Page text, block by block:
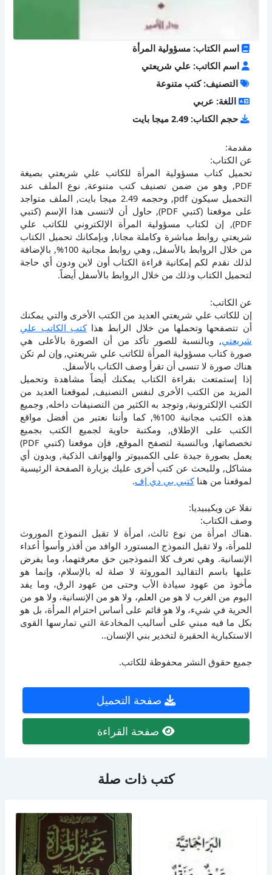
اسم الكتاب: مسؤولية المرأة
اسم الكاتب: علي شريعتي
التصنيف: كتب متنوعة
اللغة: عربي
حجم الكتاب: 2.49 ميجا بايت
مقدمة:
عن الكتاب:
تحميل كتاب مسؤولية المرأة للكاتب علي شريعتي بصيغة
PDF, وهو من ضمن تصنيف كتب متنوعة, نوع الملف عند
التحميل سيكون pdf, وحجمه 2.49 ميجا بايت, الملف متواجد
على موقعنا (كتبي PDF), حاول أن لاتنسى هذا الإسم (كتبي
PDF), إن لكتاب مسؤولية المرأة الإلكتروني للكاتب علي
شريعتي روابط مباشرة وكاملة مجانا, وبإمكانك تحميل الكتاب
من خلال الروابط بالأسفل, وهي روابط مجانية 100%, بالإضافة
لذلك نقدم لكم إمكانية قراءة الكتاب أون لاين ودون أي حاجة
لتحميل الكتاب وذلك من خلال الروابط بالأسفل أيضاً.
عن الكاتب:
إن للكاتب علي شريعتي العديد من الكتب الأخرى والتي يمكنك
أن تتصفحها وتحملها من خلال الرابط هذاكتب الكاتب علي
شريعتي, وبالنسبة للصور تأكد من أن الصورة بالأعلى هي
صورة كتاب مسؤولية المرأة للكاتب علي شريعتي, وإن لم تكن
هناك صورة لا تنسى أن تقرأ وصف الكتاب بالأسفل.
إذا إستمتعت بقراءة الكتاب يمكنك أيضاً مشاهدة وتحميل
المزيد من الكتب الأخرى لنفس التصنيف, لموقعنا العديد من
الكتب الإلكترونية, وتوجد به الكثير من التصنيفات داخله, وجميع
هذه الكتب مجانية 100%, كما وأننا نعتبر من أفضل مواقع
الكتب على الإطلاق, ومكتبة حاوية لجميع الكتب بجميع
تخصصاتها, وبالنسبة لتصفح الموقع, فإن موقعنا (كتبي PDF)
يعمل بصورة جيدة على الكمبيوتر والهواتف الذكية, وبدون أي
مشاكل, وللبحث عن كتب أخرى عليك بزيارة الصفحة الرئيسية
لموقعنا من هناكتبي بي دي إف.
نقلا عن ويكيبيديا:
وصف الكتاب:
.هناك امرأة من نوع ثالث، امرأة لا تقبل النموذج الموروث
للمرأة، ولا تقبل النموذج المستورد الوافد من أقذر وأسوأ أعداء
الإنسانية. وهي تعرف كلا النموذجين حق معرفتهما، وما يفرض
عليها باسم التقاليد الموروثة لا صلة له بالإسلام، وإنما هو
مأخوذ من عهود سيادة الأب وحتى من عهود الرق، وما يفد
اليوم من الغرب لا هو من العلم، ولا هو من الإنسانية، ولا هو من
الحرية في شيء، ولا هو قائم على أساس احترام المرأة، بل هو
بكل ما فيه مبني على أساليب المخادعة التي تمارسها القوى
الاستكبارية الحقيرة لتخدير بني الإنسان..
جميع حقوق النشر محفوظة للكاتب.
صفحة التحميل
صفحة القراءة
كتب ذات صلة